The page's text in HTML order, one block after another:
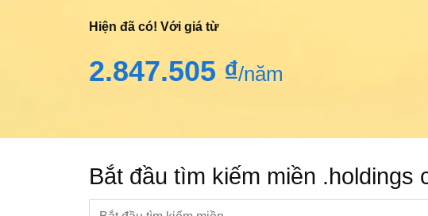
Hiện đã có! Với giá từ
‪2.847.505 ₫‬/năm
Bắt đầu tìm kiếm miền .holdings